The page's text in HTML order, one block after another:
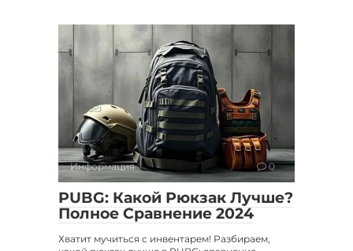
Информация 0
PUBG: Какой Рюкзак Лучше?
Полное Сравнение 2024
Хватит мучиться с инвентарем! Разбираем,